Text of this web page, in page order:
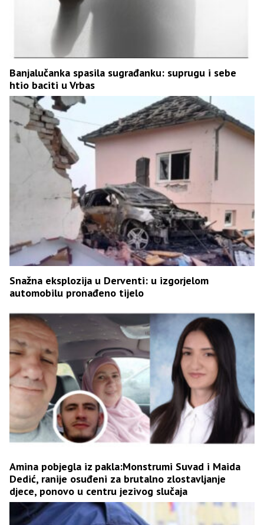
Banjalučanka spasila sugrađanku: suprugu i sebe
htio baciti u Vrbas
Snažna eksplozija u Derventi: u izgorjelom
automobilu pronađeno tijelo
Amina pobjegla iz pakla:Monstrumi Suvad i Maida
Dedić, ranije osuđeni za brutalno zlostavljanje
djece, ponovo u centru jezivog slučaja